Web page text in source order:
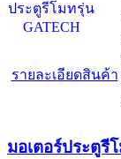
รายละเอียดสินค้า
มอเตอร์ประตูรี